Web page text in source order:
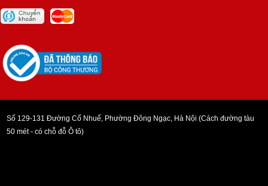
Số 129-131 Đường Cổ Nhuế, Phường Đông Ngạc, Hà Nội (Cách đường tàu
50 mét - có chỗ đỗ Ô tô)